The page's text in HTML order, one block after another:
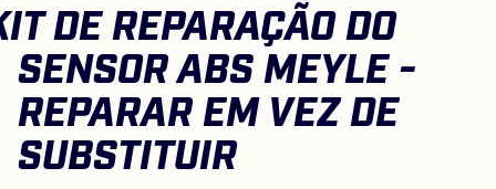
Qualidade
Oficinas
DE REPARAÇÃO DO
SENSOR ABS MEYLE -
REPARAR EM VEZ DE
SUBSTITUIR